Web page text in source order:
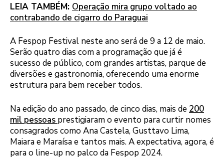
LEIA TAMBÉM: Operação mira grupo voltado ao
contrabando de cigarro do Paraguai
A Fespop Festival neste ano será de 9 a 12 de maio.
Serão quatro dias com a programação que já é
sucesso de público, com grandes artistas, parque de
diversões e gastronomia, oferecendo uma enorme
estrutura para bem receber todos.
Na edição do ano passado, de cinco dias, mais de 200
mil pessoas prestigiaram o evento para curtir nomes
consagrados como Ana Castela, Gusttavo Lima,
Maiara e Maraísa e tantos mais. A expectativa, agora, é
para o line-up no palco da Fespop 2024.